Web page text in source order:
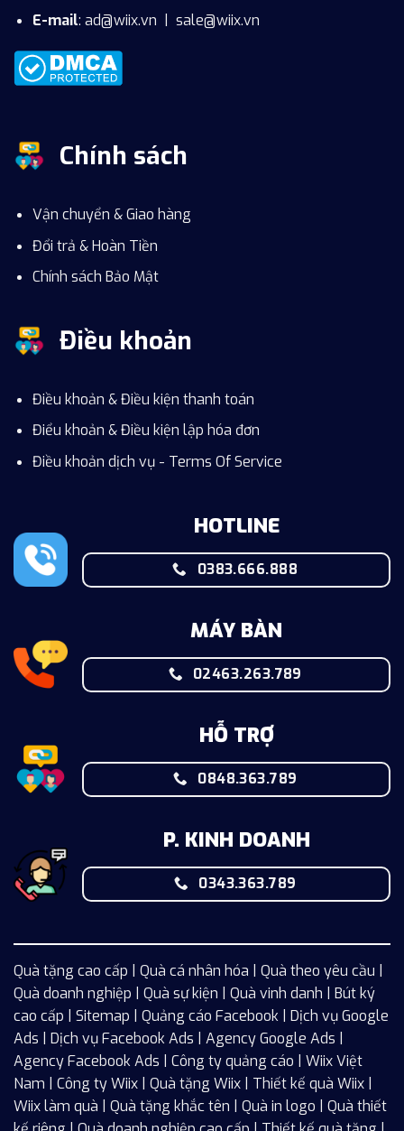
E-mail: ad@wiix.vn sale@wiix.vn
Chính sách
Vận chuyển & Giao hàng
Đổi trả & Hoàn Tiền
Chính sách Bảo Mật
Điều khoản
Điều khoản & Điều kiện thanh toán
Điểu khoản & Điều kiện lập hóa đơn
Điều khoản dịch vụ - Terms Of Service
HOTLINE
0383.666.888
MÁY BÀN
02463.263.789
HỖ TRỢ
0848.363.789
P. KINH DOANH
0343.363.789
Quà tặng cao cấp | Quà cá nhân hóa | Quà theo yêu cầu |
Quà doanh nghiệp | Quà sự kiện | Quà vinh danh | Bút ký
cao cấp | Sitemap | Quảng cáo Facebook | Dịch vụ Google
Ads | Dịch vụ Facebook Ads | Agency Google Ads |
Agency Facebook Ads | Công ty quảng cáo | WiixViệt
Nam | Công ty Wiix | Quà tặng Wiix | Thiết kế quà Wiix |
Wiix làm quà | Quà tặng khắc tên | Quà in logo | Quà thiết